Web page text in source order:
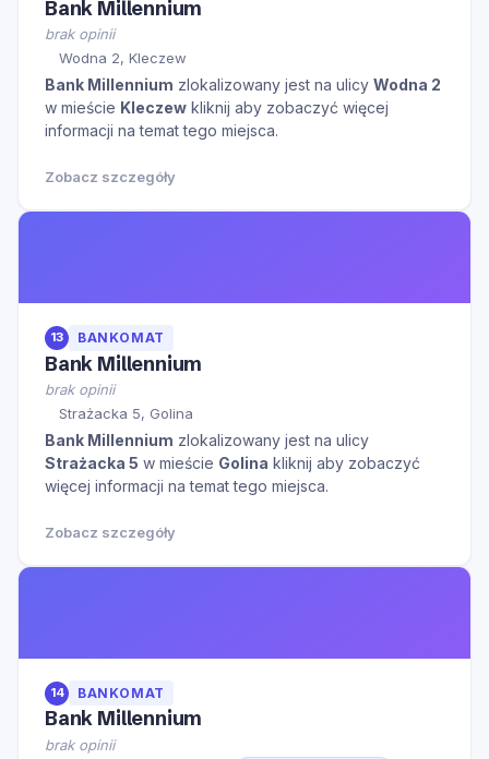
Bank Millennium
brak opinii
Wodna 2, Kleczew
Bank Millennium zlokalizowany jest na ulicy Wodna 2
w mieście Kleczew kliknij aby zobaczyć więcej
informacji na temat tego miejsca.
Zobacz szczegóły
13 BANKOMAT
Bank Millennium
brak opinii
Strażacka 5, Golina
Bank Millennium zlokalizowany jest na ulicy
Strażacka 5 w mieście Golina kliknij aby zobaczyć
więcej informacji na temat tego miejsca.
Zobacz szczegóły
14 BANKOMAT
Bank Millennium
brak opinii